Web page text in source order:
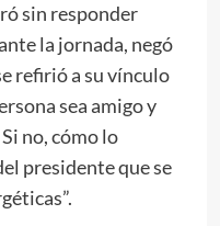
sin responder
la jornada, negó
refirió a su vínculo
sea amigo y
no, cómo lo
presidente que se